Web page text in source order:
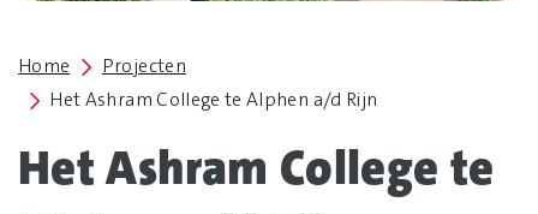
Home
Projecten
Het Ashram College te Alphen a/d Rijn
Het Ashram College te